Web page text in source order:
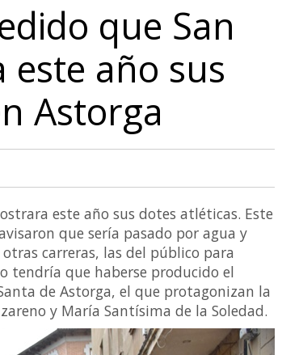
que San
año sus
Astorga
este año sus dotes atléticas. Este
que sería pasado por agua y
carreras, las del público para
tendría que haberse producido el
de Astorga, el que protagonizan la
y María Santísima de la Soledad.